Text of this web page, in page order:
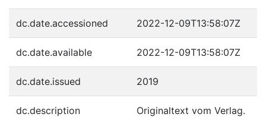
dc.date.accessioned 2022-12-09T13:58:07Z
dc.date.available 2022-12-09T13:58:07Z
dc.date.issued 2019
dc.description Originaltext vom Verlag.